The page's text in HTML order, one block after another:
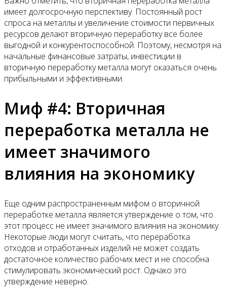
имеет долгосрочную перспективу. Постоянный рост
спроса на металлы и увеличение стоимости первичных
ресурсов делают вторичную переработку все более
выгодной и конкурентоспособной. Поэтому, несмотря на
начальные финансовые затраты, инвестиции в
вторичную переработку металла могут оказаться очень
прибыльными и эффективными.
Миф #4: Вторичная
переработка металла не
имеет значимого
влияния на экономику
Еще одним распространенным мифом о вторичной
переработке металла является утверждение о том, что
этот процесс не имеет значимого влияния на экономику.
Некоторые люди могут считать, что переработка
отходов и отработанных изделий не может создать
достаточное количество рабочих мест и не способна
стимулировать экономический рост. Однако это
утверждение неверно.